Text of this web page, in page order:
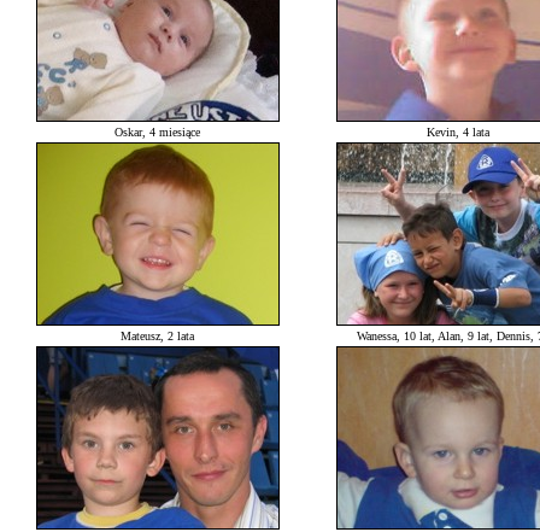
Oskar, 4 miesiące Kevin, 4 lata
Mateusz, 2 lata Wanessa, 10 lat, Alan, 9 lat, Dennis,